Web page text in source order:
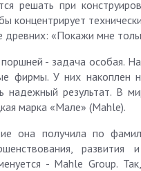
решать при
концентрирует
«Покажи мне
- задача особая.
фирмы. У них
надежный результат. В
марка «Мале» (Mahle).
она получила по
- Mahle Group.